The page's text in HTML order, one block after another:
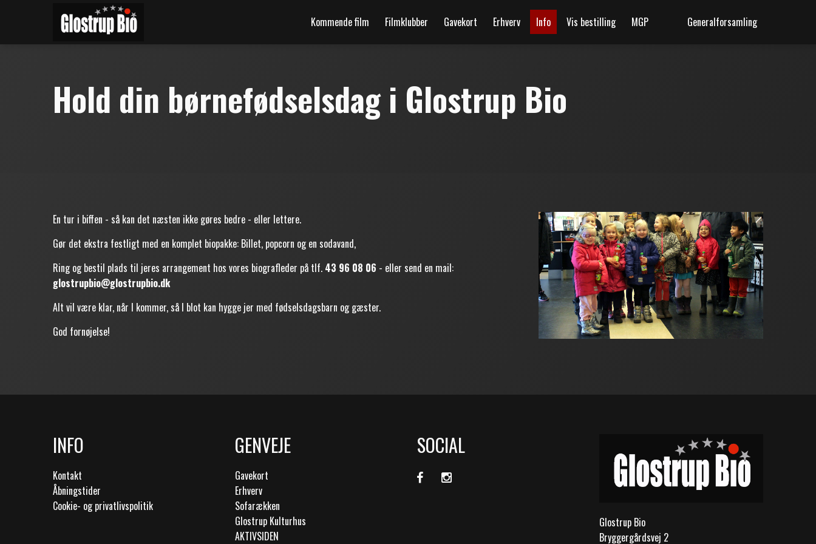
Kommende film Filmklubber Gavekort Erhverv Info Vis bestilling MGP Generalforsamling
Hold din børnefødselsdag i Glostrup Bio
En tur i biffen - så kan det næsten ikke gøres bedre - eller lettere.
Gør det ekstra festligt med en komplet biopakke: Billet, popcorn og en sodavand,
Ring og bestil plads til jeres arrangement hos vores biografleder på tlf. 43 96 08 06 - eller send en mail:
glostrupbio@glostrupbio.dk
Alt vil være klar, når I kommer, så I blot kan hygge jer med fødselsdagsbarn og gæster.
God fornøjelse!
INFO
Kontakt
Åbningstider
Cookie- og privatlivspolitik
GENVEJE
Gavekort
Erhverv
Sofarækken
Glostrup Kulturhus
AKTIVSIDEN
SOCIAL
Glostrup Bio
Bryggergårdsvej 2